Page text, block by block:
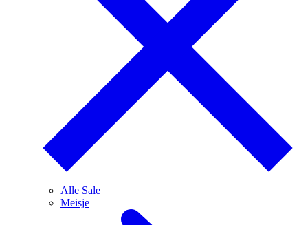
Alle Sale
Meisje